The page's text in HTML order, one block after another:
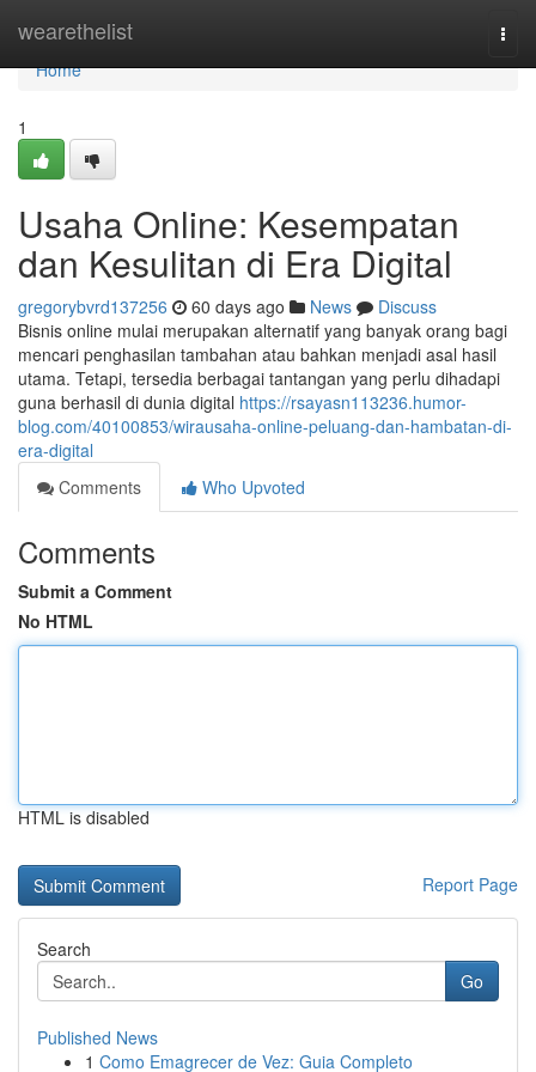
wearethelist
Home
Home
1
Usaha Online: Kesempatan
dan Kesulitan di Era Digital
gregorybvrd137256 60 days ago News
Discuss
Bisnis online mulai merupakan alternatif yang banyak orang bagi
mencari penghasilan tambahan atau bahkan menjadi asal hasil
utama. Tetapi, tersedia berbagai tantangan yang perlu dihadapi
guna berhasil di dunia digital https://rsayasn113236.humor-
blog.com/40100853/wirausaha-online-peluang-dan-hambatan-di-
era-digital
Comments
Who Upvoted
Comments
Submit a Comment
No HTML
HTML is disabled
Report Page
Search
Go
Published News
1 Como Emagrecer de Vez: Guia Completo